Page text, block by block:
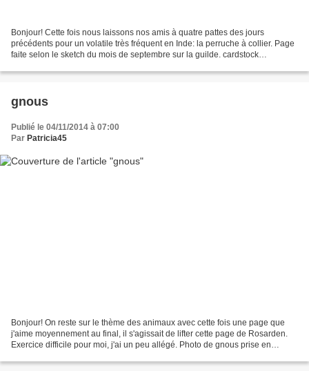
Bonjour! Cette fois nous laissons nos amis à quatre pattes des jours
précédents pour un volatile très fréquent en Inde: la perruche à collier. Page
faite selon le sketch du mois de septembre sur la guilde. cardstock
gnous
Publié le 04/11/2014 à 07:00
Par Patricia45
Bonjour! On reste sur le thème des animaux avec cette fois une page que
j'aime moyennement au final, il s'agissait de lifter cette page de Rosarden.
Exercice difficile pour moi, j'ai un peu allégé. Photo de gnous prise en